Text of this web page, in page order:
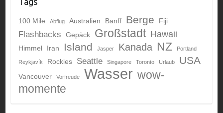
100 Mile Abflug Australien Banff Berge Fiji
Flashbacks Gepäck Großstadt Hawaii
Himmel Iran Island Jasper Kanada NZ Portland
Reykjavík Rockies Seattle Singapore Toronto Urlaub USA
Vancouver Vorfreude Wasser wow-
momente